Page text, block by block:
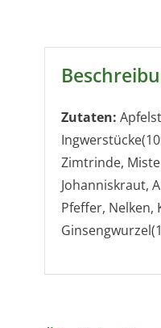
Zutaten:
Zimtrinde,
Johanniskraut,
Pfeffer, Nelken,